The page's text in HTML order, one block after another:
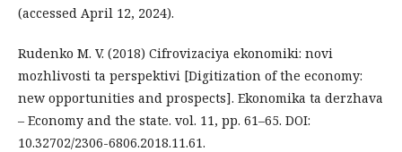
(accessed April 12, 2024).
Rudenko M. V. (2018) Cifrovizaciya ekonomiki: novi
mozhlivosti ta perspektivi [Digitization of the economy:
new opportunities and prospects]. Ekonomika ta derzhava
– Economy and the state. vol. 11, рр. 61–65. DOI:
10.32702/2306-6806.2018.11.61.